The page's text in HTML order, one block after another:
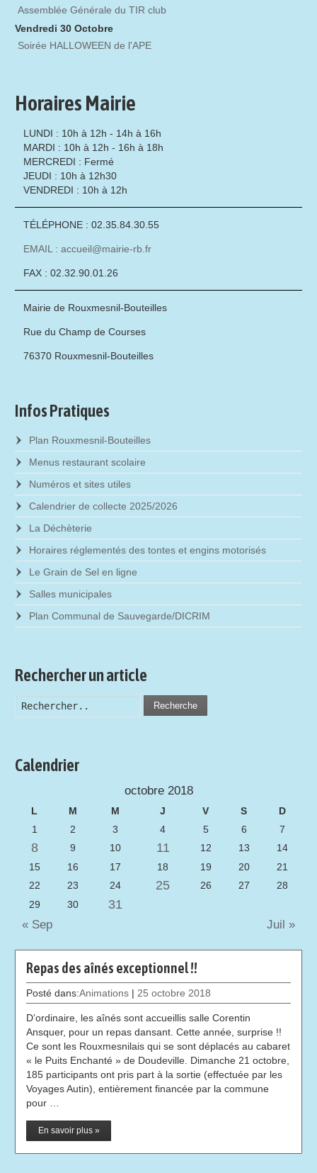
Repas des aînés exceptionnel !!
Posté dans:Animations | 25 octobre 2018
D’ordinaire, les aînés sont accueillis salle Corentin
Ansquer, pour un repas dansant. Cette année, surprise !!
Ce sont les Rouxmesnilais qui se sont déplacés au cabaret
« le Puits Enchanté » de Doudeville. Dimanche 21 octobre,
185 participants ont pris part à la sortie (effectuée par les
Voyages Autin), entièrement financée par la commune
pour …
En savoir plus »
Assemblée Générale du TIR club
Vendredi 30 Octobre
Soirée HALLOWEEN de l'APE
Horaires Mairie
LUNDI : 10h à 12h - 14h à 16h
MARDI : 10h à 12h - 16h à 18h
MERCREDI : Fermé
JEUDI : 10h à 12h30
VENDREDI : 10h à 12h
TÉLÉPHONE : 02.35.84.30.55
EMAIL : accueil@mairie-rb.fr
FAX : 02.32.90.01.26
Mairie de Rouxmesnil-Bouteilles
Rue du Champ de Courses
76370 Rouxmesnil-Bouteilles
Infos Pratiques
Plan Rouxmesnil-Bouteilles
Menus restaurant scolaire
Numéros et sites utiles
Calendrier de collecte 2025/2026
La Déchèterie
Horaires réglementés des tontes et engins motorisés
Le Grain de Sel en ligne
Salles municipales
Plan Communal de Sauvegarde/DICRIM
Rechercher un article
Recherche
Calendrier
octobre 2018
L M M J V S
D
1
2 3 4 5 6 7
8 9 10 11 12 13
14
15
16 17 18 19 20
21
22
23 24 25 26 27
28
29
30 31
« Sep Juil »